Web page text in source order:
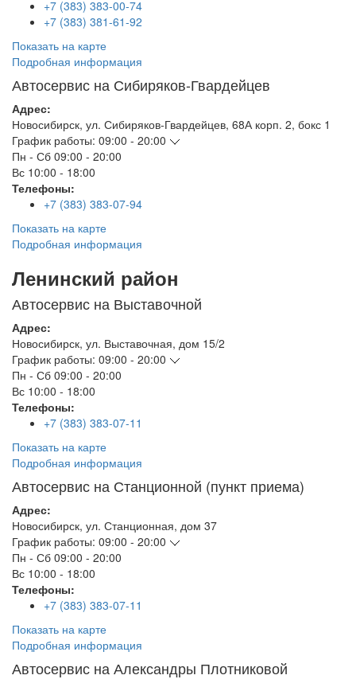
+7 (383) 383-00-74
+7 (383) 381-61-92
Показать на карте
Подробная информация
Автосервис на Сибиряков-Гвардейцев
Адрес:
Новосибирск, ул. Сибиряков-Гвардейцев, 68А корп. 2, бокс 1
График работы: 09:00 - 20:00
Пн - Сб 09:00 - 20:00
Вс 10:00 - 18:00
Телефоны:
+7 (383) 383-07-94
Показать на карте
Подробная информация
Ленинский район
Автосервис на Выставочной
Адрес:
Новосибирск, ул. Выставочная, дом 15/2
График работы: 09:00 - 20:00
Пн - Сб 09:00 - 20:00
Вс 10:00 - 18:00
Телефоны:
+7 (383) 383-07-11
Показать на карте
Подробная информация
Автосервис на Станционной (пункт приема)
Адрес:
Новосибирск, ул. Станционная, дом 37
График работы: 09:00 - 20:00
Пн - Сб 09:00 - 20:00
Вс 10:00 - 18:00
Телефоны:
+7 (383) 383-07-11
Показать на карте
Подробная информация
Автосервис на Александры Плотниковой